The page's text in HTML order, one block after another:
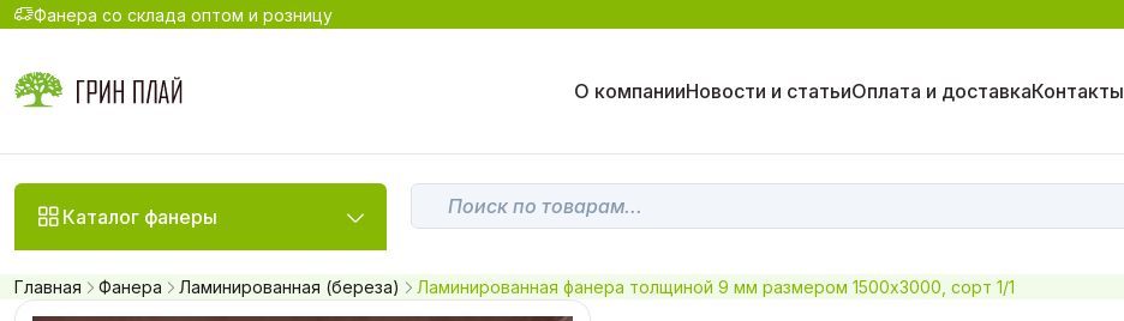
Фанера со склада оптом и розницу
О компанииНовости и статьиОплата и доставкаКонтакты
Каталог фанеры
Главная Фанера Ламинированная (береза) Ламинированная фанера толщиной 9 мм размером 1500х3000, сорт 1/1